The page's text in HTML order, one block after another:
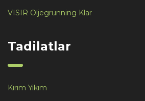
VISIR Oljegrunning Klar
Tadilatlar
Kırım Yıkım